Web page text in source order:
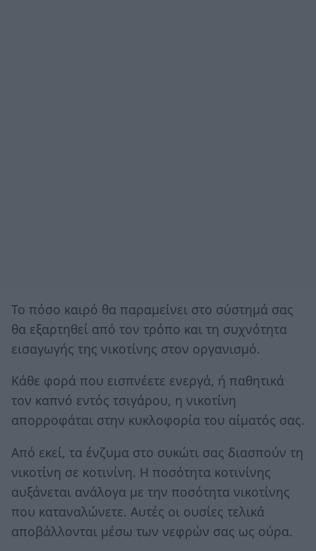
Το πόσο καιρό θα παραμείνει στο σύστημά σας
θα εξαρτηθεί από τον τρόπο και τη συχνότητα
εισαγωγής της νικοτίνης στον οργανισμό.
Κάθε φορά που εισπνέετε ενεργά, ή παθητικά
τον καπνό εντός τσιγάρου, η νικοτίνη
απορροφάται στην κυκλοφορία του αίματός σας.
Από εκεί, τα ένζυμα στο συκώτι σας διασπούν τη
νικοτίνη σε κοτινίνη. Η ποσότητα κοτινίνης
αυξάνεται ανάλογα με την ποσότητα νικοτίνης
που καταναλώνετε. Αυτές οι ουσίες τελικά
αποβάλλονται μέσω των νεφρών σας ως ούρα.